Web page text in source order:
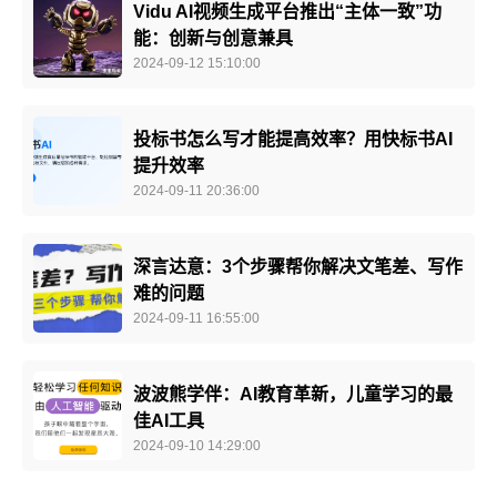
Vidu AI视频生成平台推出“主体一致”功
能：创新与创意兼具
2024-09-12 15:10:00
投标书怎么写才能提高效率？用快标书AI
提升效率
2024-09-11 20:36:00
深言达意：3个步骤帮你解决文笔差、写作
难的问题
2024-09-11 16:55:00
波波熊学伴：AI教育革新，儿童学习的最
佳AI工具
2024-09-10 14:29:00